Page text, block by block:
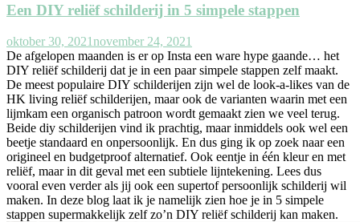
Een DIY reliëf schilderij in 5 simpele stappen
oktober 30, 2021november 24, 2021
De afgelopen maanden is er op Insta een ware hype gaande… het
DIY reliëf schilderij dat je in een paar simpele stappen zelf maakt.
De meest populaire DIY schilderijen zijn wel de look-a-likes van de
HK living reliëf schilderijen, maar ook de varianten waarin met een
lijmkam een organisch patroon wordt gemaakt zien we veel terug.
Beide diy schilderijen vind ik prachtig, maar inmiddels ook wel een
beetje standaard en onpersoonlijk. En dus ging ik op zoek naar een
origineel en budgetproof alternatief. Ook eentje in één kleur en met
reliëf, maar in dit geval met een subtiele lijntekening. Lees dus
vooral even verder als jij ook een supertof persoonlijk schilderij wil
maken. In deze blog laat ik je namelijk zien hoe je in 5 simpele
stappen supermakkelijk zelf zo’n DIY reliëf schilderij kan maken.